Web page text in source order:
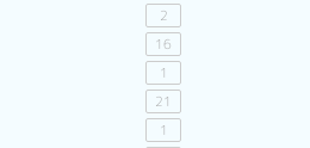
2
16
1
21
1